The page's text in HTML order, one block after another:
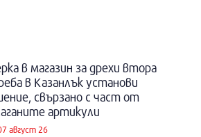
в магазин за дрехи втора
в Казанлък установи
свързано с част от
артикули
август 26